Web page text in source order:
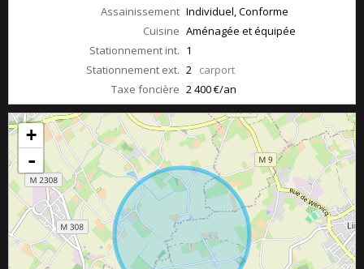
Assainissement Individuel, Conforme
Cuisine Aménagée et équipée
Stationnement int. 1
Stationnement ext. 2 carport
Taxe foncière 2 400 €/an
+
-